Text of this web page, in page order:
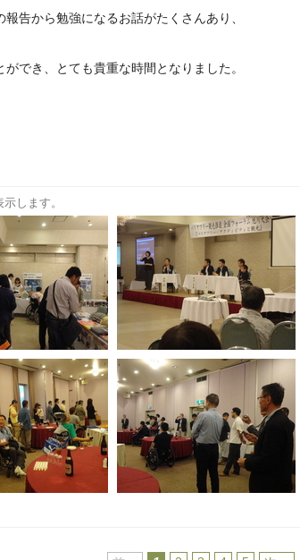
告から勉強になるお話がたくさんあり、
でき、とても貴重な時間となりました。
します。